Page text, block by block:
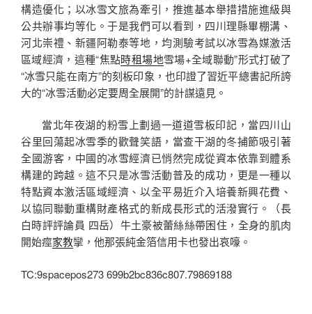
構造優化；以冰雪文旅為牽引，推進基本舉措措施進級與
公共辦事均等化。于是我們可以看到，四川理縣畢棚溝、
河北崇禮、新疆阿勒泰等地，均測驗考試以冰雪為媒激活
區域經濟，這種“焦點時租場地雪場+全域聯動”形式打破了
“冰雪只能在南方”的刻板印象，也印證了習近平總書記所誇
大的“冰雪活動必定要周全展開”的計謀遠見。
當北年夜湖的粉雪上劃過一道道雪板印記，當四川山
谷里回蕩起冰雪季的歡聲笑語，當查干湖的冬捕節吸引著
全國游客，中國的冰雪經濟已悄然完成從資本依靠到體系
構建的跨越。這不只是冰雪活動普及的成功，更是一種以
特點資本激活區域經濟、以全平易近介入培養新興花費、
以協同聯動重構財產格式的新成長形式的活潑實行。（長
白時評評論員 四岳）牛土豪被蕾絲絲帶困住，全身的肌肉
開始痙家教攣，他那張純金箔信用卡也發出哀嚎。
TC:9spacepos273 699b2bc836c807.79869188